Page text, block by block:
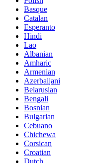
Basque
Catalan
Esperanto
Hindi
Lao
Albanian
Amharic
Armenian
Azerbaijani
Belarusian
Bengali
Bosnian
Bulgarian
Cebuano
Chichewa
Corsican
Croatian
Dutch